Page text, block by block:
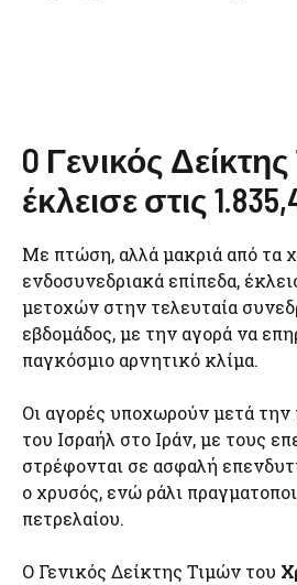
O Γενικός
έκλεισε στις
Με πτώση, αλλά μακριά από τα
ενδοσυνεδριακά επίπεδα,
μετοχών στην τελευταία
εβδομάδος, με την αγορά να
παγκόσμιο αρνητικό κλίμα.
Οι αγορές υποχωρούν μετά την
του Ισραήλ στο Ιράν, με τους
στρέφονται σε ασφαλή
ο χρυσός, ενώ ράλι
πετρελαίου.
O Γενικός Δείκτης Τιμών του